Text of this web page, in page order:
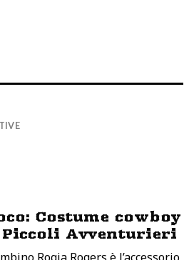
Costume cowboy
Avventurieri